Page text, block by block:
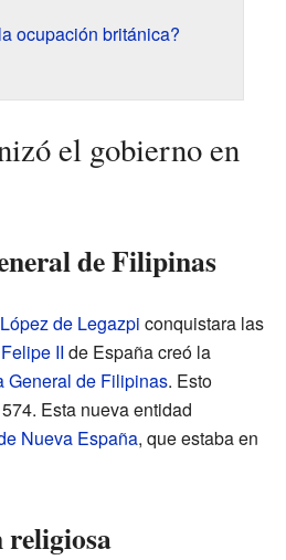
ocupación británica?
el gobierno en
de Filipinas
de Legazpi conquistara las
Felipe II de España creó la
General de Filipinas. Esto
Esta nueva entidad
Nueva España, que estaba en